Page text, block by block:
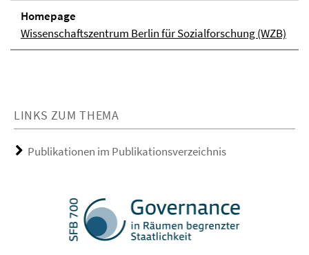
Homepage
Wissenschaftszentrum Berlin für Sozialforschung (WZB)
LINKS ZUM THEMA
Publikationen im Publikationsverzeichnis